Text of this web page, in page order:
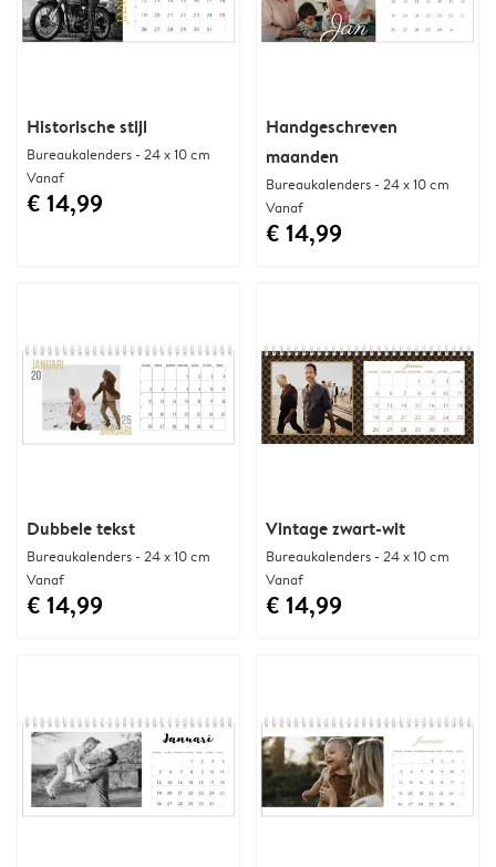
Historische stijl
Bureaukalenders - 24 x 10 cm
Vanaf
€ 14,99
Handgeschreven
maanden
Bureaukalenders - 24 x 10 cm
Vanaf
€ 14,99
Dubbele tekst
Bureaukalenders - 24 x 10 cm
Vanaf
€ 14,99
Vintage zwart-wit
Bureaukalenders - 24 x 10 cm
Vanaf
€ 14,99